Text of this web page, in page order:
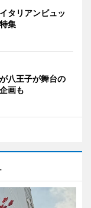
タリアンビュッ
集
八王子が舞台の
画も